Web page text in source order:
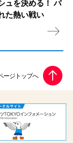
ュを決める！ パ
た熱い戦い